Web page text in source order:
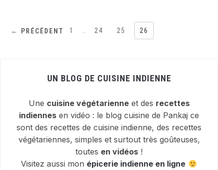
← PRÉCÉDENT 1 24 25 26
UN BLOG DE CUISINE INDIENNE
Une cuisine végétarienneet des recettes
indiennes en vidéo : le blog cuisine de Pankaj ce
sont des recettes de cuisine indienne, des recettes
végétariennes, simples et surtout très goûteuses,
toutes en vidéos !
Visitez aussi mon épicerie indienne en ligne